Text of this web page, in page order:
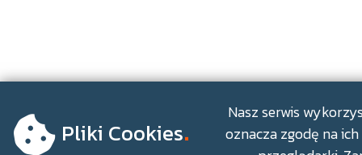
Pliki Cookies.
Nasz serwis
oznacza zgodę na